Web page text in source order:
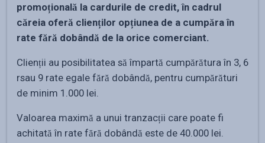
promoțională la cardurile de credit, în cadrul
căreia oferă clienților opțiunea de a cumpăra în
rate fără dobândă de la orice comerciant.
Clienții au posibilitatea să împartă cumpărătura în 3, 6
rsau 9 rate egale fără dobândă, pentru cumpărături
de minim 1.000 lei.
Valoarea maximă a unui tranzacții care poate fi
achitată în rate fără dobândă este de 40.000 lei.